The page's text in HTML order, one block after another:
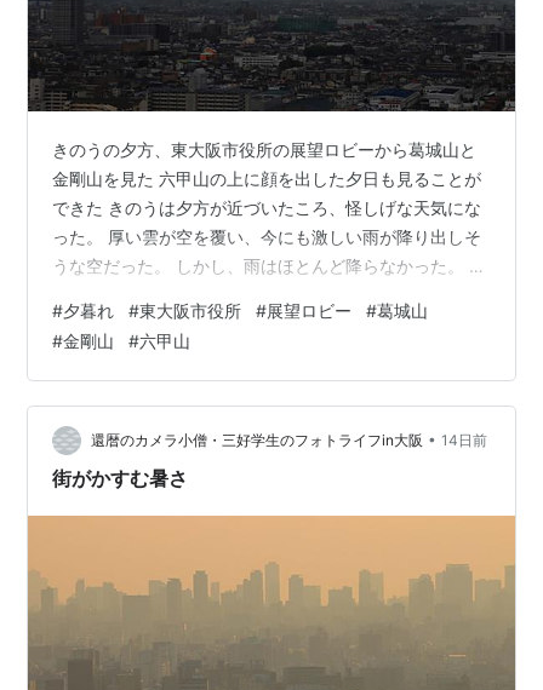
きのうの夕方、東大阪市役所の展望ロビーから葛城山と
金剛山を見た 六甲山の上に顔を出した夕日も見ることが
できた きのうは夕方が近づいたころ、怪しげな天気にな
った。 厚い雲が空を覆い、今にも激しい雨が降り出しそ
うな空だった。 しかし、雨はほとんど降らなかった。 そ
所に近づいたとき、「とにかく展望ロビーへ上がろう。
何か起きるかもしれない」と思った。 展望ロビーではま
ず葛城山・金剛山を見て、その後、六甲山に狙いを変え
た。 怪しげな天気が怪しげな風景を演出し、夏の夕暮れ
の迫力を感じた。 スタンバイしたのは、日の入りの時刻
（きのうは午後7時4分）の50分…
#夕暮れ #東大阪市役所 #展望ロビー #葛城山
#金剛山 #六甲山
還暦のカメラ小僧・三好学生のフォトライフin大阪 • 14日前
街がかすむ暑さ